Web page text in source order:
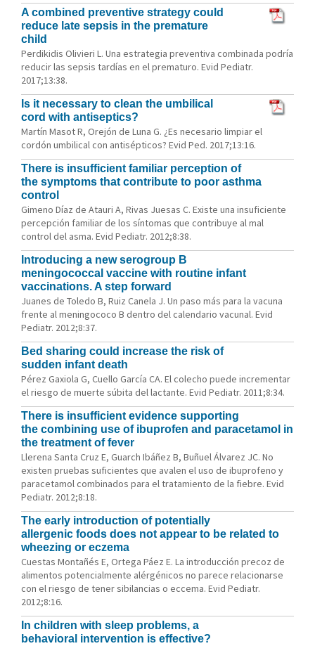
A combined preventive strategy could
reduce late sepsis in the premature
child
Perdikidis Olivieri L. Una estrategia preventiva combinada podría
reducir las sepsis tardías en el prematuro. Evid Pediatr.
2017;13:38.
Is it necessary to clean the umbilical
cord with antiseptics?
Martín Masot R, Orejón de Luna G. ¿Es necesario limpiar el
cordón umbilical con antisépticos? Evid Ped. 2017;13:16.
There is insufficient familiar perception of
the symptoms that contribute to poor asthma
control
Gimeno Díaz de Atauri A, Rivas Juesas C. Existe una insuficiente
percepción familiar de los síntomas que contribuye al mal
control del asma. Evid Pediatr. 2012;8:38.
Introducing a new serogroup B
meningococcal vaccine with routine infant
vaccinations. A step forward
Juanes de Toledo B, Ruiz Canela J. Un paso más para la vacuna
frente al meningococo B dentro del calendario vacunal. Evid
Pediatr. 2012;8:37.
Bed sharing could increase the risk of
sudden infant death
Pérez Gaxiola G, Cuello García CA. El colecho puede incrementar
el riesgo de muerte súbita del lactante. Evid Pediatr. 2011;8:34.
There is insufficient evidence supporting
the combining use of ibuprofen and paracetamol in
the treatment of fever
Llerena Santa Cruz E, Guarch Ibáñez B, Buñuel Álvarez JC. No
existen pruebas suficientes que avalen el uso de ibuprofeno y
paracetamol combinados para el tratamiento de la fiebre. Evid
Pediatr. 2012;8:18.
The early introduction of potentially
allergenic foods does not appear to be related to
wheezing or eczema
Cuestas Montañés E, Ortega Páez E. La introducción precoz de
alimentos potencialmente alérgénicos no parece relacionarse
con el riesgo de tener sibilancias o eccema. Evid Pediatr.
2012;8:16.
In children with sleep problems, a
behavioral intervention is effective?